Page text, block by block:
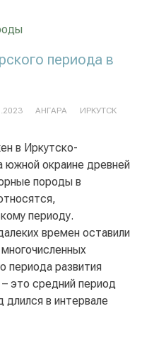
периода в
АНГАРА
ИРКУТСК
в Иркутско-
южной окраине древней
породы в
периоду.
времен оставили
периода развития
это средний период
в интервале